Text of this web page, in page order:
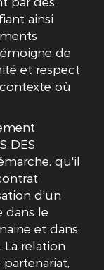
ainsi
de
et respect
où
DES
qu'il
d'un
dans le
et dans
La relation